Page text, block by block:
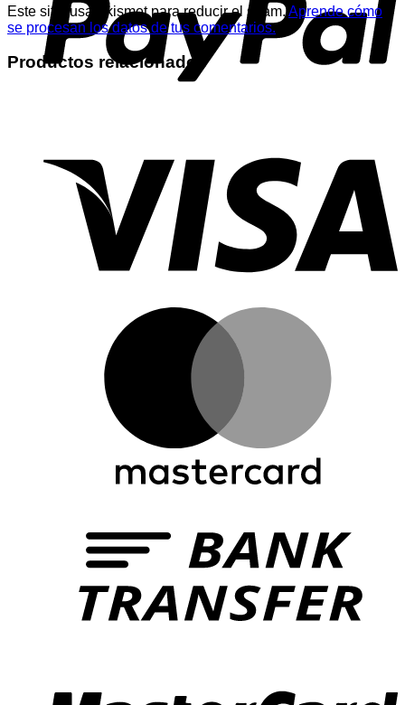
Este sitio usa Akismet para reducir el spam.Aprende cómo
se procesan los datos de tus comentarios.
Productos relacionados